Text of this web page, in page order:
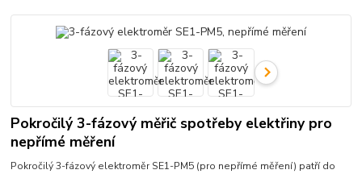
Pokročilý 3-fázový měřič spotřeby elektřiny pro
nepřímé měření
Pokročilý 3-fázový elektroměr SE1-PM5 (pro nepřímé měření) patří do